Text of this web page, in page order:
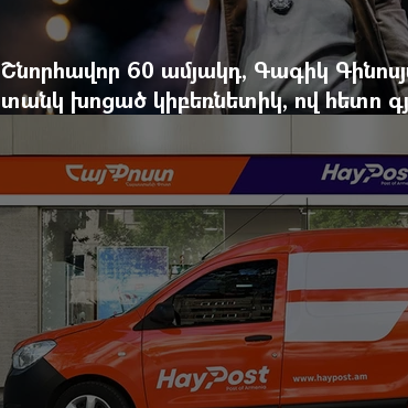
Շնորհավոր 60 ամյակդ, Գագիկ
տանկ խոցած կիբեռնետիկ, ով հետո